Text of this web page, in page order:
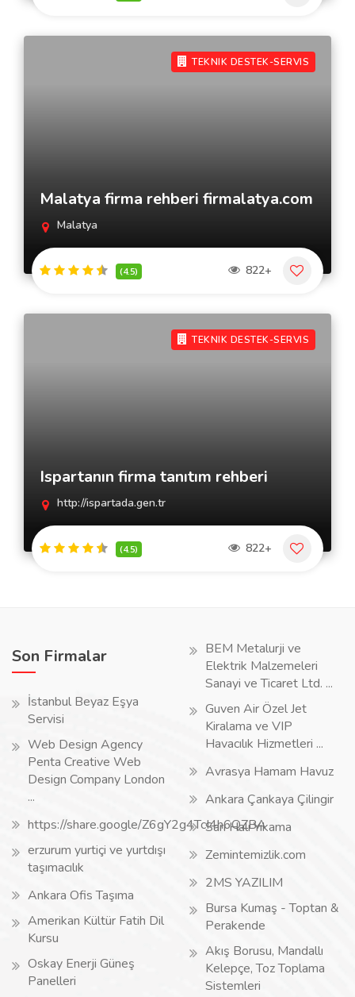
TEKNIK DESTEK-SERVIS
Malatya firma rehberi firmalatya.com
Malatya
(4.5) 822+
TEKNIK DESTEK-SERVIS
Ispartanın firma tanıtım rehberi
http://ispartada.gen.tr
(4.5) 822+
Son Firmalar
İstanbul Beyaz Eşya
Servisi
Web Design Agency
Penta Creative Web
Design Company London
...
https://share.google/Z6gY2g4TcI4h6QZBA
erzurum yurtiçi ve yurtdışı
taşımacılık
Ankara Ofis Taşıma
Amerikan Kültür Fatih Dil
Kursu
Oskay Enerji Güneş
Panelleri
BEM Metalurji ve
Elektrik Malzemeleri
Sanayi ve Ticaret Ltd. ...
Guven Air Özel Jet
Kiralama ve VIP
Havacılık Hizmetleri ...
Avrasya Hamam Havuz
Ankara Çankaya Çilingir
Sarı Halı Yıkama
Zemintemizlik.com
2MS YAZILIM
Bursa Kumaş - Toptan &
Perakende
Akış Borusu, Mandallı
Kelepçe, Toz Toplama
Sistemleri